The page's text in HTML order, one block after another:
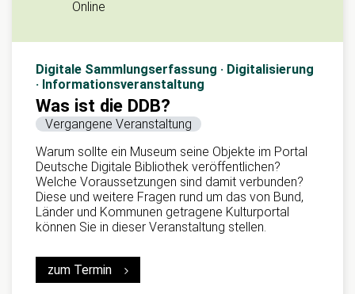
Online
Digitale Sammlungserfassung · Digitalisierung
· Informationsveranstaltung
Was ist die DDB?
Vergangene Veranstaltung
Warum sollte ein Museum seine Objekte im Portal
Deutsche Digitale Bibliothek veröffentlichen?
Welche Voraussetzungen sind damit verbunden?
Diese und weitere Fragen rund um das von Bund,
Länder und Kommunen getragene Kulturportal
können Sie in dieser Veranstaltung stellen.
zum Termin